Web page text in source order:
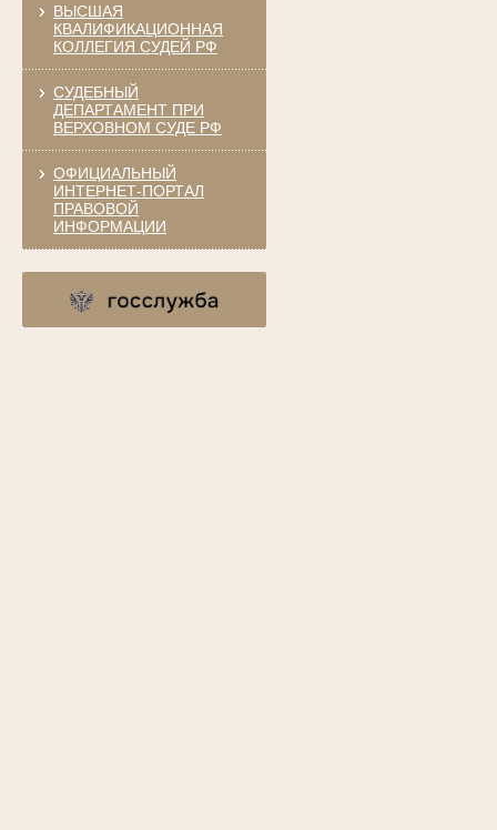
ВЫСШАЯ
КВАЛИФИКАЦИОННАЯ
КОЛЛЕГИЯ СУДЕЙ РФ
СУДЕБНЫЙ
ДЕПАРТАМЕНТ ПРИ
ВЕРХОВНОМ СУДЕ РФ
ОФИЦИАЛЬНЫЙ
ИНТЕРНЕТ-ПОРТАЛ
ПРАВОВОЙ
ИНФОРМАЦИИ